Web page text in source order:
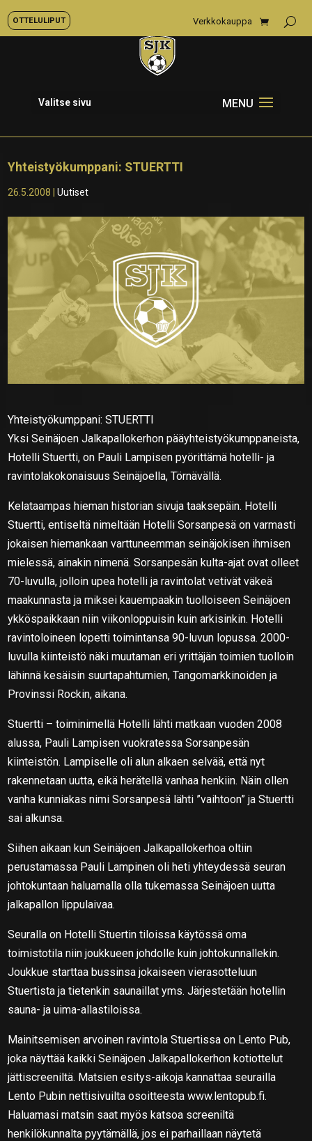
OTTELULIPUT Verkkokauppa
Valitse sivu
Yhteistyökumppani: STUERTTI
26.5.2008 |Uutiset
Yhteistyökumppani: STUERTTI
Yksi Seinäjoen Jalkapallokerhon pääyhteistyökumppaneista,
Hotelli Stuertti, on Pauli Lampisen pyörittämä hotelli- ja
ravintolakokonaisuus Seinäjoella, Törnävällä.
Kelataampas hieman historian sivuja taaksepäin. Hotelli
Stuertti, entiseltä nimeltään Hotelli Sorsanpesä on varmasti
jokaisen hiemankaan varttuneemman seinäjokisen ihmisen
mielessä, ainakin nimenä. Sorsanpesän kulta-ajat ovat olleet
70-luvulla, jolloin upea hotelli ja ravintolat vetivät väkeä
maakunnasta ja miksei kauempaakin tuolloiseen Seinäjoen
ykköspaikkaan niin viikonloppuisin kuin arkisinkin. Hotelli
ravintoloineen lopetti toimintansa 90-luvun lopussa. 2000-
luvulla kiinteistö näki muutaman eri yrittäjän toimien tuolloin
lähinnä kesäisin suurtapahtumien, Tangomarkkinoiden ja
Provinssi Rockin, aikana.
Stuertti – toiminimellä Hotelli lähti matkaan vuoden 2008
alussa, Pauli Lampisen vuokratessa Sorsanpesän
kiinteistön. Lampiselle oli alun alkaen selvää, että nyt
rakennetaan uutta, eikä herätellä vanhaa henkiin. Näin ollen
vanha kunniakas nimi Sorsanpesä lähti ”vaihtoon” ja Stuertti
sai alkunsa.
Siihen aikaan kun Seinäjoen Jalkapallokerhoa oltiin
perustamassa Pauli Lampinen oli heti yhteydessä seuran
johtokuntaan haluamalla olla tukemassa Seinäjoen uutta
jalkapallon lippulaivaa.
Seuralla on Hotelli Stuertin tiloissa käytössä oma
toimistotila niin joukkueen johdolle kuin johtokunnallekin.
Joukkue starttaa bussinsa jokaiseen vierasotteluun
Stuertista ja tietenkin saunaillat yms. Järjestetään hotellin
sauna- ja uima-allastiloissa.
Mainitsemisen arvoinen ravintola Stuertissa on Lento Pub,
joka näyttää kaikki Seinäjoen Jalkapallokerhon kotiottelut
jättiscreeniltä. Matsien esitys-aikoja kannattaa seurailla
Lento Pubin nettisivuilta osoitteesta www.lentopub.fi.
Haluamasi matsin saat myös katsoa screeniltä
henkilökunnalta pyytämällä, jos ei parhaillaan näytetä